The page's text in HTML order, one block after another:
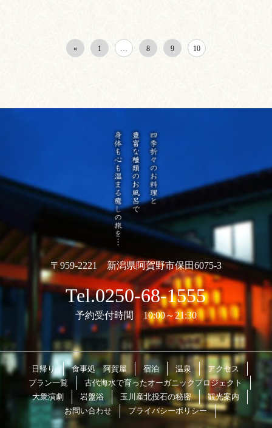
« 1 … 8 9 10
〒959-2221 新潟県阿賀野市保田6075-3
Tel.0250-68-1555
予約受付時間 10:00～21:30
日帰り 食事処 阿賀屋 宿泊 温泉
アクセス
プラン一覧
古代海水で育ったオーガニックプロジェクト
大衆演劇
岩盤浴 玉川産北投石の秘密
観光案内
お問い合わせ
プライバシーポリシー